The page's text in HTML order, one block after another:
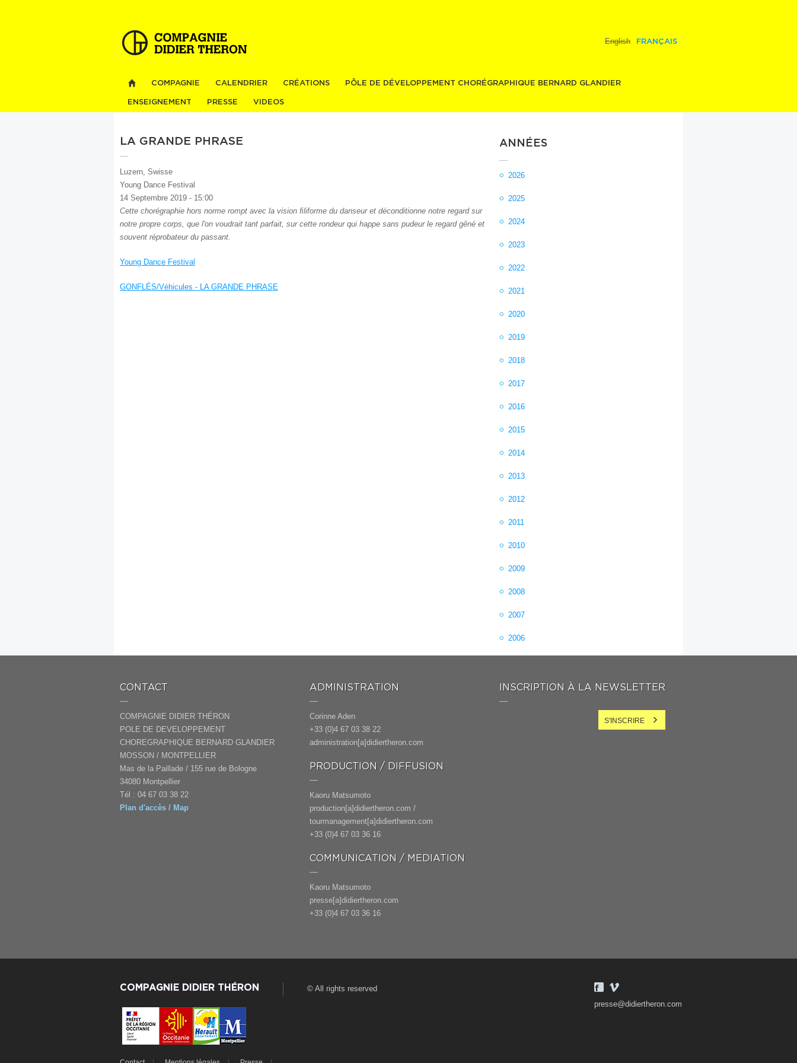
English
FRANÇAIS
COMPAGNIE CALENDRIER CRÉATIONS PÔLE DE DÉVELOPPEMENT CHORÉGRAPHIQUE BERNARD GLANDIER
ENSEIGNEMENT PRESSE VIDEOS
LA GRANDE PHRASE
Luzern, Swisse
Young Dance Festival
14 Septembre 2019 - 15:00
Cette chorégraphie hors norme rompt avec la vision ﬁliforme du danseur et déconditionne notre regard sur
notre propre corps, que l'on voudrait tant parfait, sur cette rondeur qui happe sans pudeur le regard gêné et
souvent réprobateur du passant.
Young Dance Festival
GONFLÉS/Véhicules - LA GRANDE PHRASE
ANNÉES
2026
2025
2024
2023
2022
2021
2020
2019
2018
2017
2016
2015
2014
2013
2012
2011
2010
2009
2008
2007
2006
CONTACT
COMPAGNIE DIDIER THÉRON
POLE DE DEVELOPPEMENT
CHOREGRAPHIQUE BERNARD GLANDIER
MOSSON / MONTPELLIER
Mas de la Paillade / 155 rue de Bologne
34080 Montpellier
Tél : 04 67 03 38 22
Plan d'accès / Map
ADMINISTRATION
Corinne Aden
+33 (0)4 67 03 38 22
administration[a]didiertheron.com
PRODUCTION / DIFFUSION
Kaoru Matsumoto
production[a]didiertheron.com /
tourmanagement[a]didiertheron.com
+33 (0)4 67 03 36 16
COMMUNICATION / MEDIATION
Kaoru Matsumoto
presse[a]didiertheron.com
+33 (0)4 67 03 36 16
INSCRIPTION À LA NEWSLETTER
COMPAGNIE DIDIER THÉRON © All rights reserved
presse@didiertheron.com